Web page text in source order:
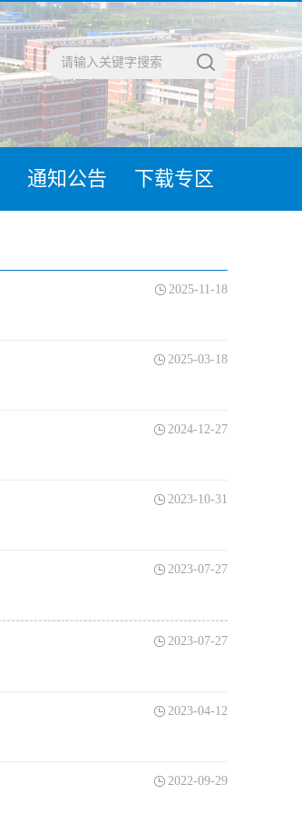
通知公告 下载专区
2025-11-18
2025-03-18
2024-12-27
2023-10-31
2023-07-27
2023-07-27
2023-04-12
2022-09-29